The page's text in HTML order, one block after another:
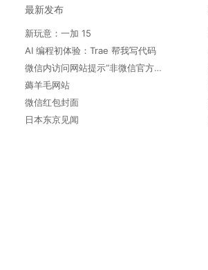
最新发布
新玩意：一加 15
AI 编程初体验：Trae 帮我写代码
微信内访问网站提示“非微信官方网页，请确认是否继续访问”
薅羊毛网站
微信红包封面
日本东京见闻